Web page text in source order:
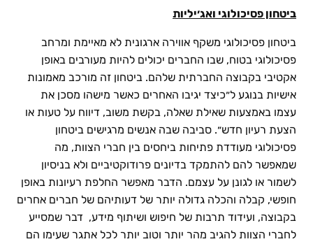
ביטחון פסיכולוגי ואג׳יליות
ביטחון פסיכולוגי משקף אווירה ארגונית לא מאיימת ומרחב
פסיכולוגי בטוח, שבו החברים יכולים להיות מעורבים באופן
אקטיבי בקבוצה החברתית שלהם. ביטחון זה מורכב מאמונות
אישיות בנוגע ל״כיצד יגיבו האחרים כאשר מישהו מסכן את
עצמו באמצעות שאילת שאלה, בקשת משוב, דיווח על טעות או
הצעת רעיון חדש״. סביבה שבה אנשים מרגישים ביטחון
פסיכולוגי מעודדת פתיחות ביחסים בין חברי הצוות, מה
שמאפשר להם להתמקד בדיונים פרודוקטיביים ולא בניסיון
לשמור או לגונן על עצמם. הדבר מאפשר החלפת רעיונות באופן
חופשי, קבלה והכלה גדולה יותר של דעותיהם של חברים אחרים
בקבוצה, ועידוד תרבות של חיפוש ושיתוף מידע, דבר שמסייע
לחברי הצוות להגיב מהר יותר וטוב יותר לכל אתגר שעימו הם